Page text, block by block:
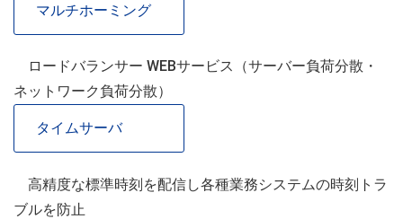
マルチホーミング
ロードバランサー WEBサービス（サーバー負荷分散・
ネットワーク負荷分散）
タイムサーバ
高精度な標準時刻を配信し各種業務システムの時刻トラ
ブルを防止